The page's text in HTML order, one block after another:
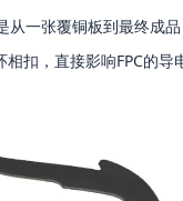
从一张覆铜板到最终成
扣，直接影响FPC的